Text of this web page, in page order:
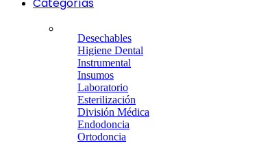
Categorías
Desechables
Higiene Dental
Instrumental
Insumos
Laboratorio
Esterilización
División Médica
Endodoncia
Ortodoncia